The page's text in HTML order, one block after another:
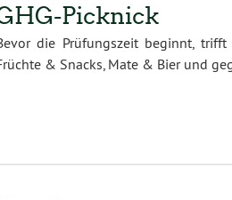
Picknick
die Prüfungszeit beginnt,
& Snacks, Mate & Bier und